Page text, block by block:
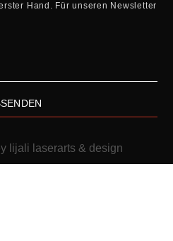
Hand. Für unseren Newsletter
lijali laserarts & design